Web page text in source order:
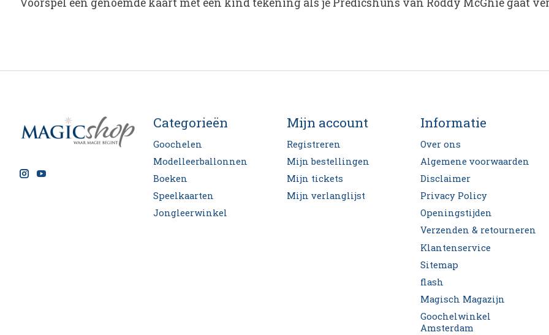
Categorieën
Goochelen
Modelleerballonnen
Boeken
Speelkaarten
Jongleerwinkel
Mijn account
Registreren
Mijn bestellingen
Mijn tickets
Mijn verlanglijst
Informatie
Over ons
Algemene voorwaarden
Disclaimer
Privacy Policy
Openingstijden
Verzenden & retourneren
Klantenservice
Sitemap
flash
Magisch Magazijn
Goochelwinkel
Amsterdam